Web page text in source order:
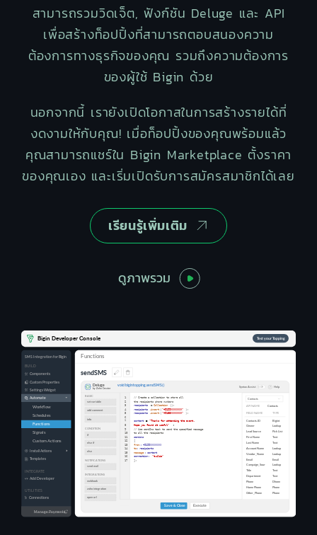
สามารถรวมวิดเจ็ต, ฟังก์ชัน Deluge และ API
เพื่อสร้างท็อปปิ้งที่สามารถตอบสนองความ
ต้องการทางธุรกิจของคุณ รวมถึงความต้องการ
ของผู้ใช้ Bigin ด้วย
นอกจากนี้ เรายังเปิดโอกาสในการสร้างรายได้ที่
งดงามให้กับคุณ! เมื่อท็อปปิ้งของคุณพร้อมแล้ว
คุณสามารถแชร์ใน Bigin Marketplace ตั้งราคา
ของคุณเอง และเริ่มเปิดรับการสมัครสมาชิกได้เลย
เรียนรู้เพิ่มเติม
ดูภาพรวม